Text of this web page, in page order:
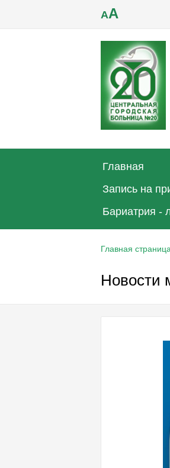
AA
Главная
Запись на
Бариатрия -
Главная
Новости